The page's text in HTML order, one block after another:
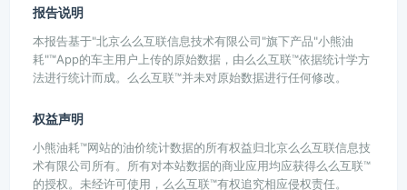
报告说明
本报告基于"北京么么互联信息技术有限公司"旗下产品"小熊油
耗"™App的车主用户上传的原始数据，由么么互联™依据统计学方
法进行统计而成。么么互联™并未对原始数据进行任何修改。
权益声明
小熊油耗™网站的油价统计数据的所有权益归北京么么互联信息技
术有限公司所有。所有对本站数据的商业应用均应获得么么互联™
的授权。未经许可使用，么么互联™有权追究相应侵权责任。